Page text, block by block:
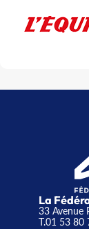
La
33 Avenue
T.01 53 80